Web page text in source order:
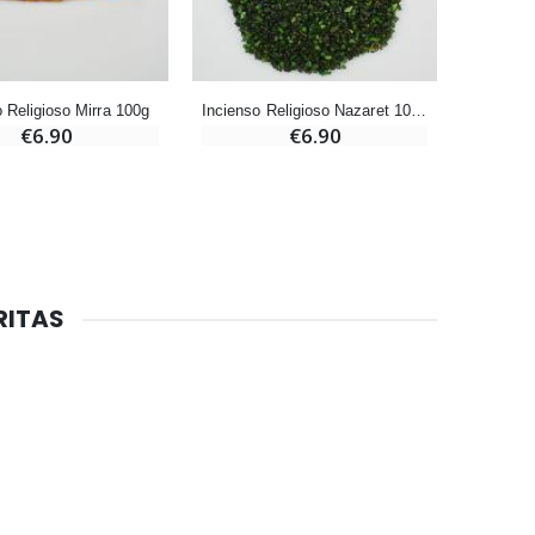
20 Velas de Novena Blanca
Religioso Mirra 100g
€6.90
Incienso Religioso Nazaret 100g
€6.90